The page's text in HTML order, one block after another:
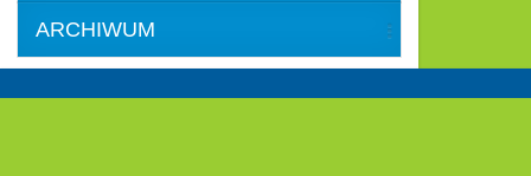
ARCHIWUM